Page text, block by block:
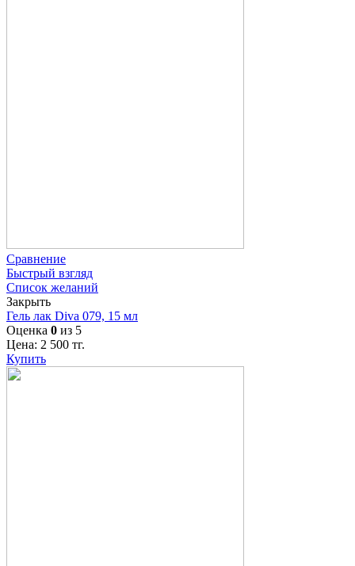
Сравнение
Быстрый взгляд
Список желаний
Закрыть
Гель лак Diva 079, 15 мл
Оценка 0 из 5
Цена: 2 500 тг.
Купить